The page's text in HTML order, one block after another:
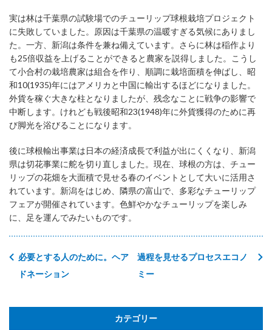
実は林は千葉県の試験場でのチューリップ球根栽培プロジェクト
に失敗していました。原因は千葉県の温暖すぎる気候にありまし
た。一方、新潟は条件を兼ね備えています。さらに林は稲作より
も25倍収益を上げることができると農家を説得しました。こうし
て小合村の栽培農家は組合を作り、順調に栽培面積を伸ばし、昭
和10(1935)年にはアメリカと中国に輸出するほどになりました。
外貨を稼ぐ大きな柱となりましたが、残念なことに戦争の影響で
中断します。けれども戦後昭和23(1948)年に外貨獲得のために再
び脚光を浴びることになります。
後に球根輸出事業は日本の経済成長で利益が出にくくなり、新潟
県は切花事業に舵を切り直しました。現在、球根の方は、チュー
リップの花畑を大面積で見せる春のイベントとして大いに活用さ
れています。新潟をはじめ、隣県の富山で、多彩なチューリップ
フェアが開催されています。色鮮やかなチューリップを楽しみ
に、足を運んでみたいものです。
過程を見せるプロセスエコノ
ミー
必要とする人のために。ヘア
ドネーション
カテゴリー